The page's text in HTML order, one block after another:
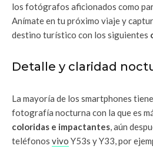
los fotógrafos aficionados como
Anímate en tu próximo viaje y
destino turístico con los siguientes
Detalle y claridad
La mayoría de los smartphones
fotografía nocturna con la que es
coloridas e impactantes, aún
teléfonos vivo Y53s y Y33, por